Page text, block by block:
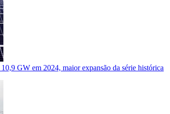
GW em 2024, maior expansão da série histórica